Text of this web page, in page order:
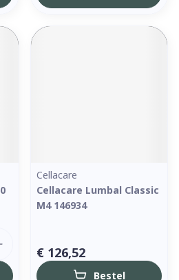
Cellacare
Cellacare Lumbal Classic
M4 146934
€ 126,52
Bestel